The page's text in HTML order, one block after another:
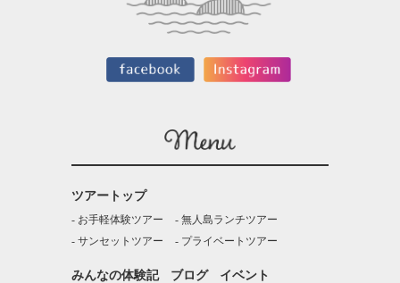
ツアートップ
お手軽体験ツアー
無人島ランチツアー
サンセットツアー
プライベートツアー
みんなの体験記 ブログ
イベント